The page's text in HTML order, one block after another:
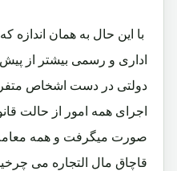
با این حال به همان اندازه
اداری و رسمی بیشتر از
دولتی در دست اشخاص متفرق
اجرای همه امور از حالت
صورت میگرفت و همه
قاچاق مال التجاره می